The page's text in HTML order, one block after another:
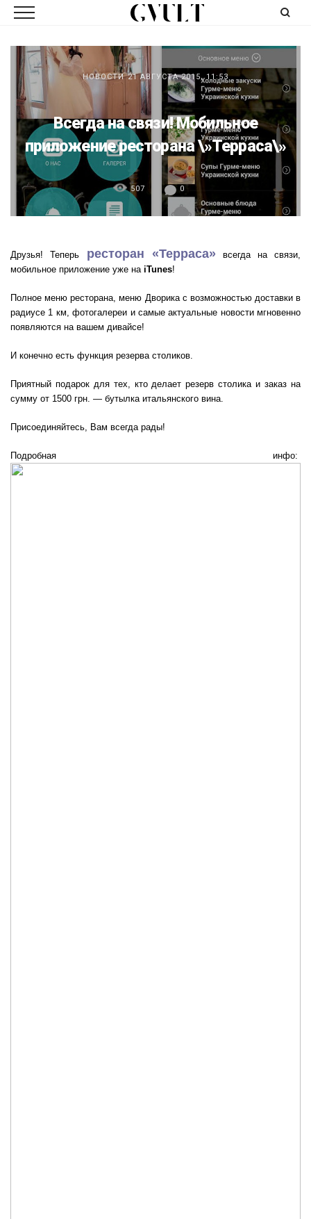
НОВОСТИ 21 АВГУСТА 2015, 11:53
Всегда на связи! Мобильное
приложение ресторана \»Терраса\»
507 0
Друзья! Теперьресторан «Терраса»всегда на связи,
мобильное приложение уже на iTunes!
Полное меню ресторана, меню Дворика с возможностью доставки в
радиусе 1 км, фотогалереи и самые актуальные новости мгновенно
появляются на вашем дивайсе!
И конечно есть функция резерва столиков.
Приятный подарок для тех, кто делает резерв столика и заказ на
сумму от 1500 грн. — бутылка итальянского вина.
Присоединяйтесь, Вам всегда рады!
Подробная инфо: